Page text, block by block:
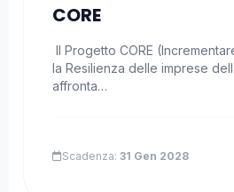
CORE
Il Progetto CORE
la Resilienza delle imprese
affronta…
Scadenza: 31 Gen 2028